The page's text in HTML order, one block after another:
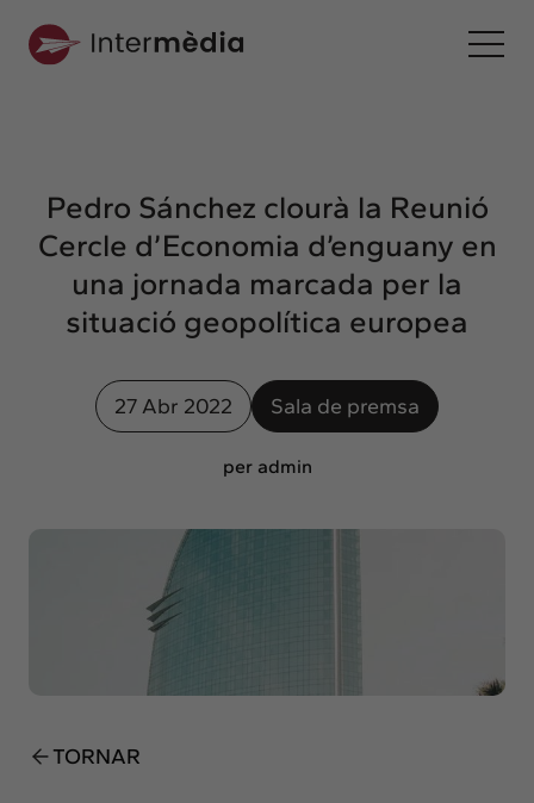
Interconnexió
Els nostres serveis
Interacció
Projectes
Intermèdia
Confidencial
Intercanvi
Pedro Sánchez clourà la Reunió
Cercle d’Economia d’enguany en
una jornada marcada per la
situació geopolítica europea
27 Abr 2022 Sala de premsa
per admin
TORNAR